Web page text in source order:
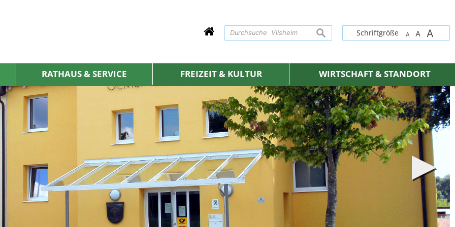
Schriftgröße A A A
suchen
RATHAUS & SERVICE FREIZEIT & KULTUR WIRTSCHAFT & STANDORT